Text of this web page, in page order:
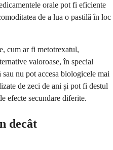
orale pot fi eficiente
de a lua o pastilă în loc
cum ar fi metotrexatul,
valoroase, în special
nu pot accesa biologicele mai
de zeci de ani și pot fi destul
efecte secundare diferite.
decât